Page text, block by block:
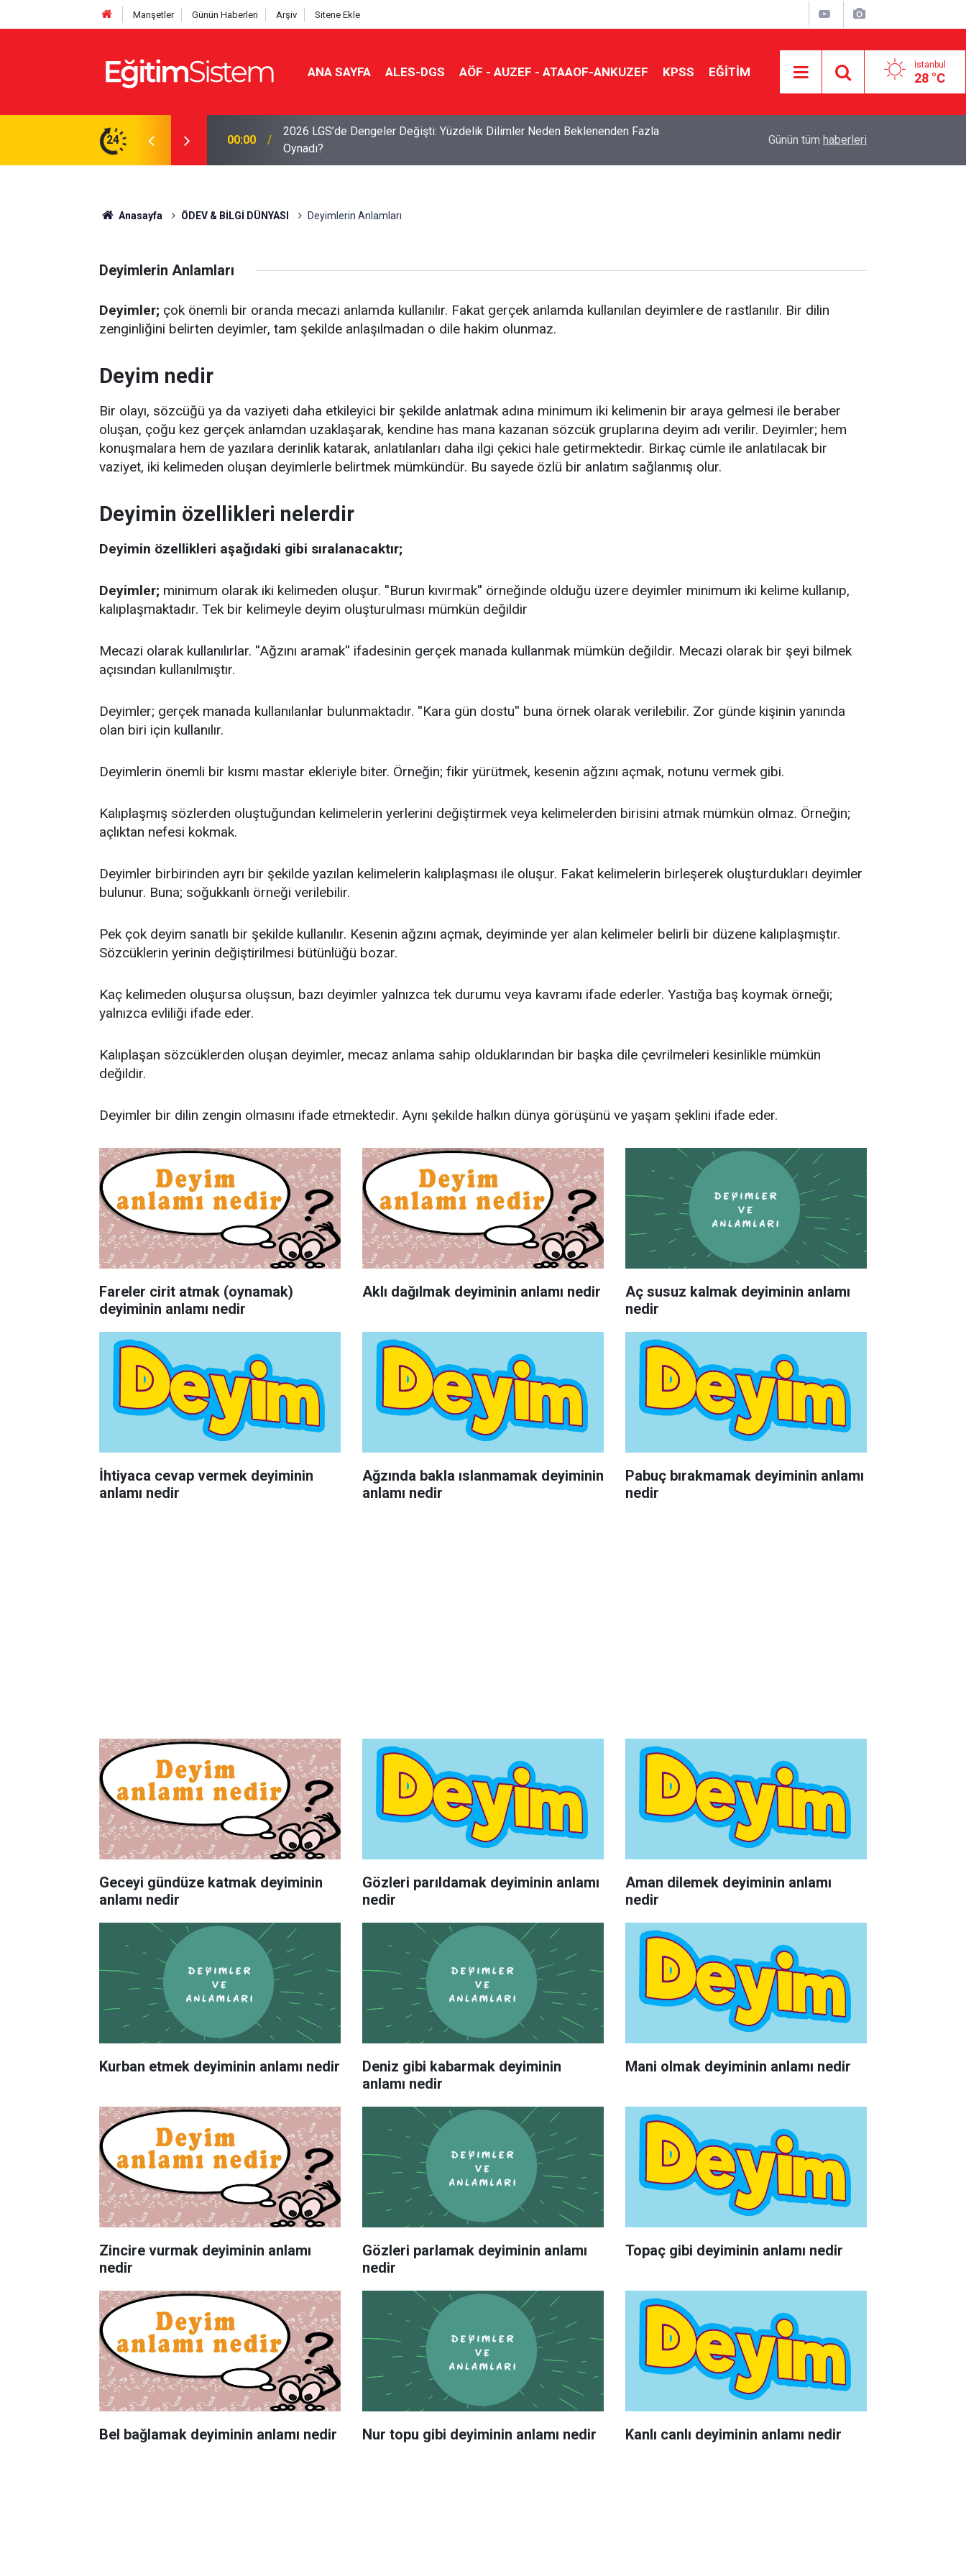
Manşetler Günün Haberleri Arşiv Sitene Ekle
ANA SAYFA ALES-DGS AÖF - AUZEF - ATAAOF-ANKUZEF KPSS EĞİTİM İstanbul
28 °C
24
Heyecanı Yaşayacak: Sınav Pazar Günü 00:00
2026 LGS’de Dengeler Değişti: Yüzdelik Dilimler Neden Beklenenden Fazla
Oynadı?
2026 LGS’de En Yüksek Puanlı 100 Lise
Günün tüm haberleri
Anasayfa ÖDEV & BİLGİ DÜNYASI Deyimlerin Anlamları
Deyimlerin Anlamları
Deyimler; çok önemli bir oranda mecazi anlamda kullanılır. Fakat gerçek anlamda kullanılan deyimlere de rastlanılır. Bir dilin
zenginliğini belirten deyimler, tam şekilde anlaşılmadan o dile hakim olunmaz.
Deyim nedir
Bir olayı, sözcüğü ya da vaziyeti daha etkileyici bir şekilde anlatmak adına minimum iki kelimenin bir araya gelmesi ile beraber
oluşan, çoğu kez gerçek anlamdan uzaklaşarak, kendine has mana kazanan sözcük gruplarına deyim adı verilir. Deyimler; hem
konuşmalara hem de yazılara derinlik katarak, anlatılanları daha ilgi çekici hale getirmektedir. Birkaç cümle ile anlatılacak bir
vaziyet, iki kelimeden oluşan deyimlerle belirtmek mümkündür. Bu sayede özlü bir anlatım sağlanmış olur.
Deyimin özellikleri nelerdir
Deyimin özellikleri aşağıdaki gibi sıralanacaktır;
Deyimler; minimum olarak iki kelimeden oluşur. ''Burun kıvırmak'' örneğinde olduğu üzere deyimler minimum iki kelime kullanıp,
kalıplaşmaktadır. Tek bir kelimeyle deyim oluşturulması mümkün değildir
Mecazi olarak kullanılırlar. ''Ağzını aramak'' ifadesinin gerçek manada kullanmak mümkün değildir. Mecazi olarak bir şeyi bilmek
açısından kullanılmıştır.
Deyimler; gerçek manada kullanılanlar bulunmaktadır. ''Kara gün dostu'' buna örnek olarak verilebilir. Zor günde kişinin yanında
olan biri için kullanılır.
Deyimlerin önemli bir kısmı mastar ekleriyle biter. Örneğin; fikir yürütmek, kesenin ağzını açmak, notunu vermek gibi.
Kalıplaşmış sözlerden oluştuğundan kelimelerin yerlerini değiştirmek veya kelimelerden birisini atmak mümkün olmaz. Örneğin;
açlıktan nefesi kokmak.
Deyimler birbirinden ayrı bir şekilde yazılan kelimelerin kalıplaşması ile oluşur. Fakat kelimelerin birleşerek oluşturdukları deyimler
bulunur. Buna; soğukkanlı örneği verilebilir.
Pek çok deyim sanatlı bir şekilde kullanılır. Kesenin ağzını açmak, deyiminde yer alan kelimeler belirli bir düzene kalıplaşmıştır.
Sözcüklerin yerinin değiştirilmesi bütünlüğü bozar.
Kaç kelimeden oluşursa oluşsun, bazı deyimler yalnızca tek durumu veya kavramı ifade ederler. Yastığa baş koymak örneği;
yalnızca evliliği ifade eder.
Kalıplaşan sözcüklerden oluşan deyimler, mecaz anlama sahip olduklarından bir başka dile çevrilmeleri kesinlikle mümkün
değildir.
Deyimler bir dilin zengin olmasını ifade etmektedir. Aynı şekilde halkın dünya görüşünü ve yaşam şeklini ifade eder.
Fareler cirit atmak (oynamak)
deyiminin anlamı nedir
Aklı dağılmak deyiminin anlamı nedir
Aç susuz kalmak deyiminin anlamı
nedir
İhtiyaca cevap vermek deyiminin
anlamı nedir
Ağzında bakla ıslanmamak deyiminin
anlamı nedir
Pabuç bırakmamak deyiminin anlamı
nedir
Geceyi gündüze katmak deyiminin
anlamı nedir
Gözleri parıldamak deyiminin anlamı
nedir
Aman dilemek deyiminin anlamı
nedir
Kurban etmek deyiminin anlamı nedir
Deniz gibi kabarmak deyiminin
anlamı nedir
Mani olmak deyiminin anlamı nedir
Zincire vurmak deyiminin anlamı
nedir
Gözleri parlamak deyiminin anlamı
nedir
Topaç gibi deyiminin anlamı nedir
Bel bağlamak deyiminin anlamı nedir Nur topu gibi deyiminin anlamı nedir Kanlı canlı deyiminin anlamı nedir